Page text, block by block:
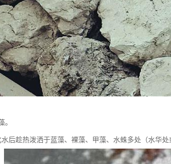
。
后趁热泼洒于蓝藻、裸藻、甲藻、水蛛多处（水华